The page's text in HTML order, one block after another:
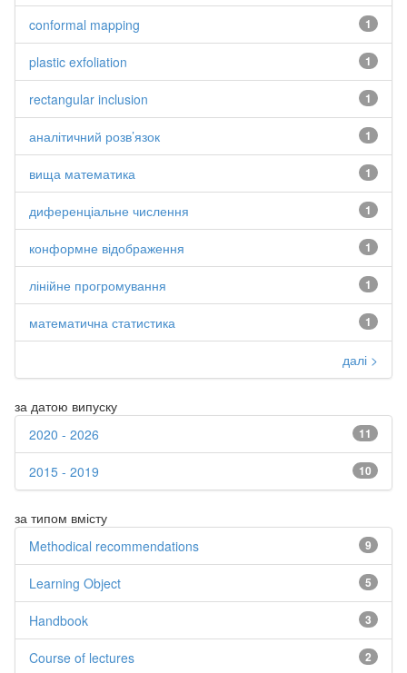
1
conformal mapping
1
plastic exfoliation
1
rectangular inclusion
1
аналітичний розв’язок
1
вища математика
1
диференціальне числення
1
конформне відображення
1
лінійне прогромування
1
математична статистика
далі >
за датою випуску
11
2020 - 2026
10
2015 - 2019
за типом вмісту
9
Methodical recommendations
5
Learning Object
3
Handbook
2
Course of lectures